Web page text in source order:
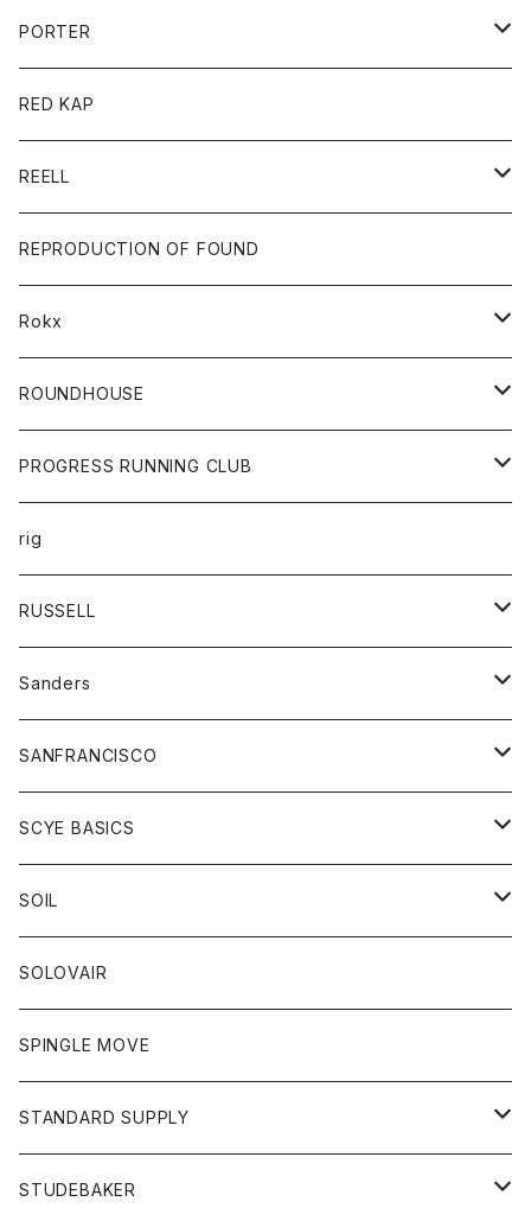
ロングスリーブＴシャツ
コート
ジャケット
アクセサリー
バッグ
キッズ
Tシャツ
帽子
グッズ
靴
バック
トップス
カットソー
カーディガン
ニット
ベスト
ボトムス
ショートパンツ
パンツ
レディース
カットソー
コート
ボトム
ワンピース
ダウンジャケット
PORTER
カードホルダー
キーホルダー
財布
バック
RED KAP
REELL
パンツ
ショートパンツ
REPRODUCTION OF FOUND
Rokx
ボトム
ROUNDHOUSE
エプロン
キッズ
オーバーオール
ボトム
ペインターパンツ
PROGRESS RUNNING CLUB
トップス
Tシャツ
グッズ
帽子
rig
RUSSELL
アウター
コート
パーカー
スカート
Tシャツ
トップス
Tシャツ
トレーナー
ボトム
ショートパンツ
スカート
レディース
スカート
Tシャツ
アクセサリー
バック
Sanders
グッズ
靴
SANFRANCISCO
アウター
カーディガン
コート
グッズ
ネクタイ
グローブ
アクセサリー
トップス
カットソー
カーディガン
ボトム
ショートパンツ
レディース
SCYE BASICS
ボトム
ジーンズ
チノパン
トップス
ポロシャツ
ベスト
靴
SOIL
靴
ワンピース
トップス
カットソー
ボトム
SOLOVAIR
SPINGLE MOVE
STANDARD SUPPLY
財布
STUDEBAKER